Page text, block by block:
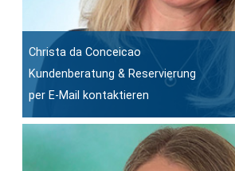
Christa da Conceicao
Kundenberatung & Reservierung
per E-Mail kontaktieren